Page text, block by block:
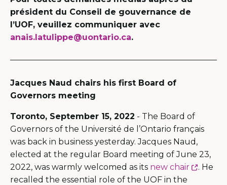
président du Conseil de gouvernance de
l’UOF, veuillez communiquer avec
anais.latulippe@uontario.ca.
Jacques Naud chairs his first Board of
Governors meeting
Toronto, September 15, 2022 - The Board of
Governors of the Université de l’Ontario français
was back in business yesterday. Jacques Naud,
elected at the regular Board meeting of June 23,
2022, was warmly welcomed as its new chair
Ce
. He
recalled the essential role of the UOF in the